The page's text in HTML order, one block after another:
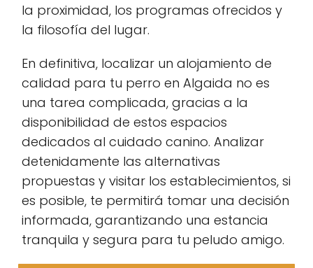
la proximidad, los programas ofrecidos y
la filosofía del lugar.
En definitiva, localizar un alojamiento de
calidad para tu perro en Algaida no es
una tarea complicada, gracias a la
disponibilidad de estos espacios
dedicados al cuidado canino. Analizar
detenidamente las alternativas
propuestas y visitar los establecimientos, si
es posible, te permitirá tomar una decisión
informada, garantizando una estancia
tranquila y segura para tu peludo amigo.